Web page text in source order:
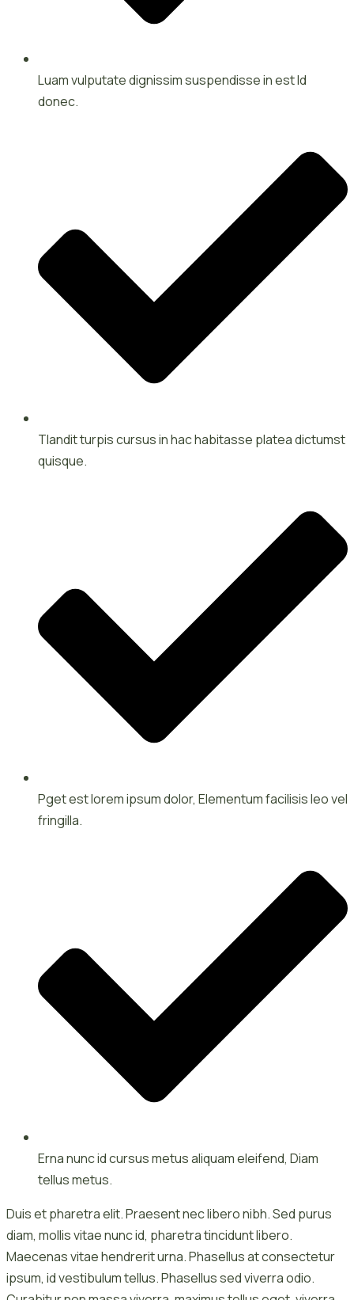
Luam vulputate dignissim suspendisse in est Id
donec.
Tlandit turpis cursus in hac habitasse platea dictumst
quisque.
Pget est lorem ipsum dolor, Elementum facilisis leo vel
fringilla.
Erna nunc id cursus metus aliquam eleifend, Diam
tellus metus.
Duis et pharetra elit. Praesent nec libero nibh. Sed purus
diam, mollis vitae nunc id, pharetra tincidunt libero.
Maecenas vitae hendrerit urna. Phasellus at consectetur
ipsum, id vestibulum tellus. Phasellus sed viverra odio.